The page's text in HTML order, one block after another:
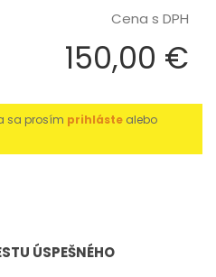
Cena s DPH
150,00 €
sa prosím prihláste alebo
ÚSPEŠNÉHO